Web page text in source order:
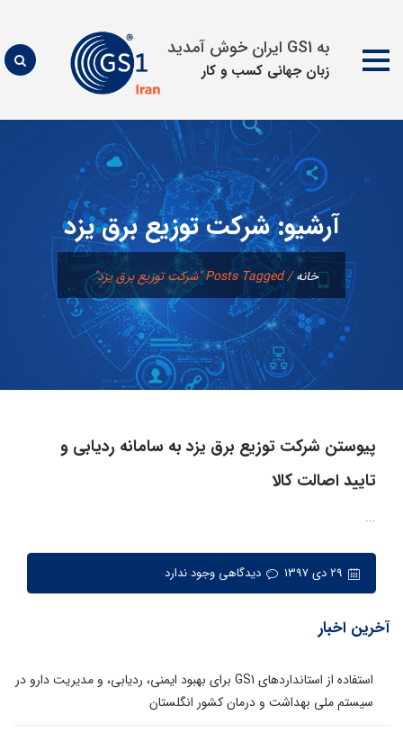
به GS1 ایران خوش آمدید
زبان جهانی كسب و كار
محتوا
آرشیو:شرکت توزیع برق یزد
خانه/Posts Tagged "شرکت توزیع برق یزد"
پیوستن شرکت توزیع برق یزد به سامانه ردیابی و
تایید اصالت کالا
...
دیدگاهی وجود ندارد
آخرین اخبار
استفاده از استانداردهای GS1 برای بهبود ایمنی، ردیابی، و مدیریت دارو در
سیستم ملی بهداشت و درمان کشور انگلستان